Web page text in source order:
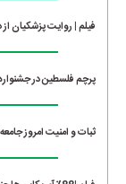
فیلم | روایت پزشکیان از دیدار 7 ساعته با رهبر
پرچم فلسطین در جشنواره
ثبات و امنیت امروز